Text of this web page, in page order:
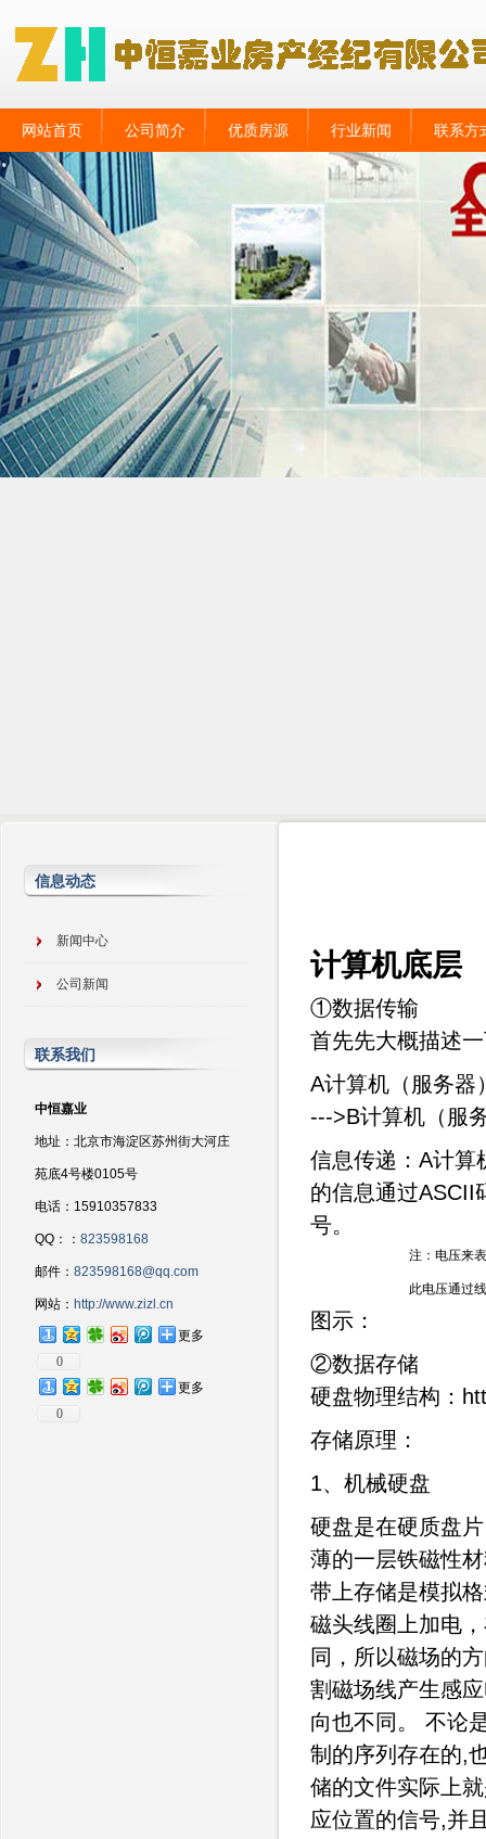
网站首页 公司简介 优质房源 行业新闻 联系方
信息动态
新闻中心
公司新闻
联系我们
中恒嘉业
地址：北京市海淀区苏州街大河庄
苑底4号楼0105号
电话：15910357833
QQ：： 823598168
邮件： 823598168@qq.com
网站： http://www.zizl.cn
更多
0
更多
0
计算机底层
①数据传输
首先先大概描述
A计算机（服务器
--->B计算机（服
信息传递：A计算
的信息通过
号。
注：电压来
图示：
②数据存储
硬盘物理结构：
存储原理：
1、机械硬盘
硬盘是在硬质盘
薄的一层铁磁性
带上存储是模拟
磁头线圈上加电
同，所以磁场的
割磁场线产生感
向也不同。 不论
制的序列存在的,
储的文件实际上
应位置的信号,并